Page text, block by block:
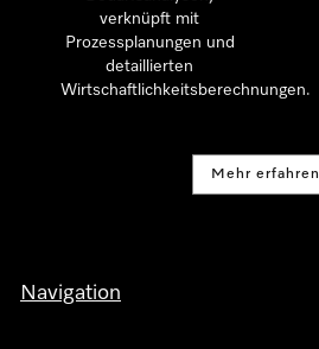
verknüpft mit
Prozessplanungen und
detaillierten
Wirtschaftlichkeitsberechnungen.
Mehr erfahren
Navigation